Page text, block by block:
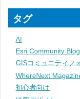
タグ
AI
Esri Community Blog
GISコミュニティフ
WhereNext
初心者向け